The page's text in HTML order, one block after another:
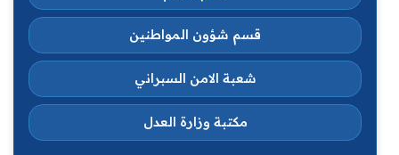
قسم شؤون المواطنين
شعبة الامن السبراني
مكتبة وزارة العدل